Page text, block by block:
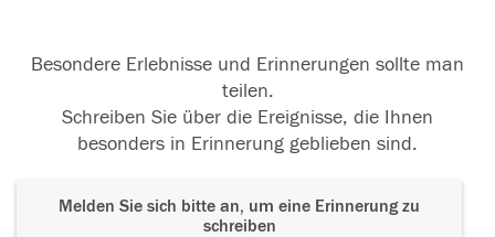
Besondere Erlebnisse und Erinnerungen sollte man
teilen.
Schreiben Sie über die Ereignisse, die Ihnen
besonders in Erinnerung geblieben sind.
Melden Sie sich bitte an, um eine Erinnerung zu
schreiben